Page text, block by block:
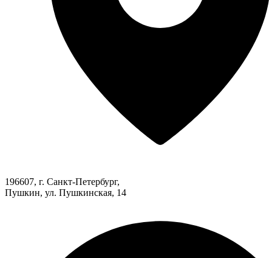
196607, г. Санкт-Петербург,
Пушкин, ул. Пушкинская, 14